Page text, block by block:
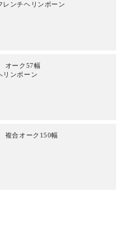
レンチヘリンボーン
オーク57幅
リンボーン
複合オーク150幅